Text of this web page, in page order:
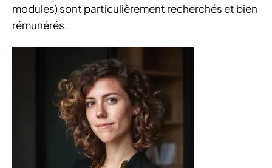
modules) sont particulièrement recherchés et bien
rémunérés.